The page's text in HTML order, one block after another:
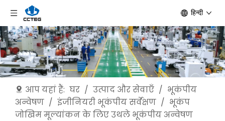
हिन्दी
आप यहां हैं: घर / उत्पाद और सेवाएँ / भूकंपीय
अन्वेषण / इंजीनियरी भूकंपीय सर्वेक्षण / भूकंप
जोखिम मूल्यांकन के लिए उथले भूकंपीय अन्वेषण